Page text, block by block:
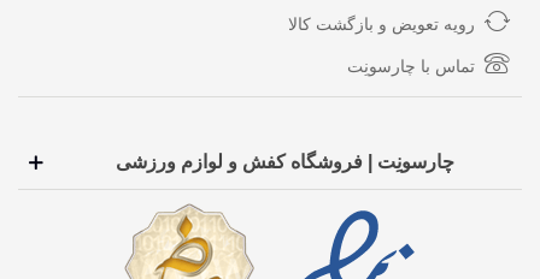
رویه تعویض و بازگشت کالا
تماس با چارسونِت
چارسونِت | فروشگاه کفش و لوازم ورزشی